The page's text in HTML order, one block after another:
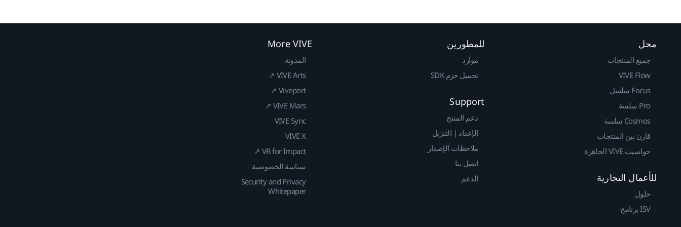
محل
جميع المنتجات
VIVE Flow
Focus سلسل
Pro سلسة
Cosmos سلسة
قارن بين المنتجات
حواسيب VIVE الجاهزة
للأعمال التجارية
حلول
ISV برنامج
للمطورين
موارد
تحميل حزم SDK
Support
دعم المنتج
الإعداد | التنزيل
ملاحظات الإصدار
اتصل بنا
الدعم
More VIVE
المدونة
VIVE Arts ↗
Viveport ↗
VIVE Mars ↗
VIVE Sync
VIVE X
VR for Impact ↗
سياسة الخصوصية
Security and Privacy
Whitepaper